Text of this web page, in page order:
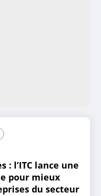
: l’ITC lance une
pour mieux
du secteur